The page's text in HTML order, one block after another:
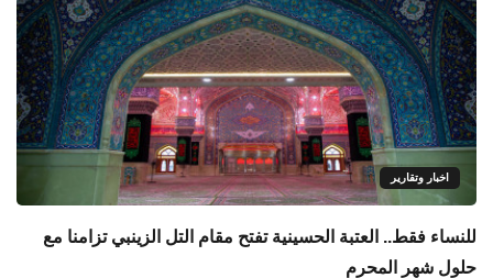
اخبار وتقارير
للنساء فقط.. العتبة الحسينية تفتح مقام التل الزينبي تزامنا مع
حلول شهر المحرم